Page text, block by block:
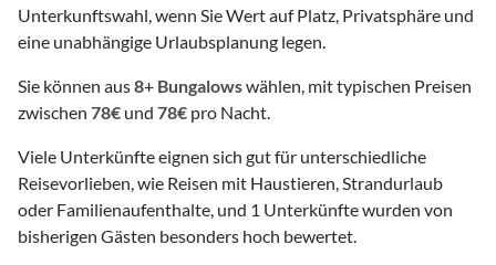
Unterkunftswahl, wenn Sie Wert auf Platz, Privatsphäre und
eine unabhängige Urlaubsplanung legen.
Sie können aus8+ Bungalowswählen, mit typischen Preisen
zwischen 78€ und 78€ pro Nacht.
Viele Unterkünfte eignen sich gut für unterschiedliche
Reisevorlieben, wie Reisen mit Haustieren, Strandurlaub
oder Familienaufenthalte, und 1 Unterkünfte wurden von
bisherigen Gästen besonders hoch bewertet.